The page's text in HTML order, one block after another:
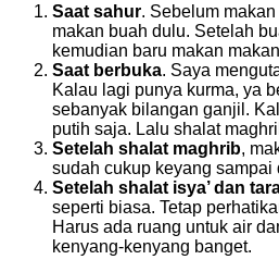
Saat sahur. Sebelum
makan buah dulu. Setelah
kemudian baru makan
Saat berbuka. Saya
Kalau lagi punya kurma, ya
sebanyak bilangan ganjil.
putih saja. Lalu shalat
Setelah shalat maghrib,
sudah cukup keyang sampai
Setelah shalat isya’ dan
seperti biasa. Tetap
Harus ada ruang untuk air
kenyang-kenyang banget.